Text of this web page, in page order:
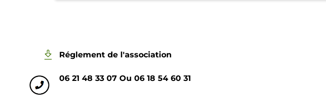
Réglement de l'association
06 21 48 33 07 Ou 06 18 54 60 31